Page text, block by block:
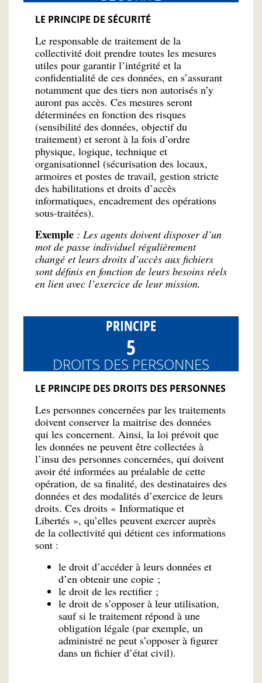
LE PRINCIPE DE SÉCURITÉ
Le responsable de traitement de la
collectivité doit prendre toutes les mesures
utiles pour garantir l’intégrité et la
confidentialité de ces données, en s’assurant
notamment que des tiers non autorisés n’y
auront pas accès. Ces mesures seront
déterminées en fonction des risques
(sensibilité des données, objectif du
traitement) et seront à la fois d’ordre
physique, logique, technique et
organisationnel (sécurisation des locaux,
armoires et postes de travail, gestion stricte
des habilitations et droits d’accès
informatiques, encadrement des opérations
sous-traitées).
Exemple : Les agents doivent disposer d’un
mot de passe individuel régulièrement
changé et leurs droits d’accès aux fichiers
sont définis en fonction de leurs besoins réels
en lien avec l’exercice de leur mission.
PRINCIPE
5
DROITS DES PERSONNES
LE PRINCIPE DES DROITS DES PERSONNES
Les personnes concernées par les traitements
doivent conserver la maitrise des données
qui les concernent. Ainsi, la loi prévoit que
les données ne peuvent être collectées à
l’insu des personnes concernées, qui doivent
avoir été informées au préalable de cette
opération, de sa finalité, des destinataires des
données et des modalités d’exercice de leurs
droits. Ces droits « Informatique et
Libertés », qu’elles peuvent exercer auprès
de la collectivité qui détient ces informations
sont :
le droit d’accéder à leurs données et
d’en obtenir une copie ;
le droit de les rectifier ;
le droit de s’opposer à leur utilisation,
sauf si le traitement répond à une
obligation légale (par exemple, un
administré ne peut s’opposer à figurer
dans un fichier d’état civil).